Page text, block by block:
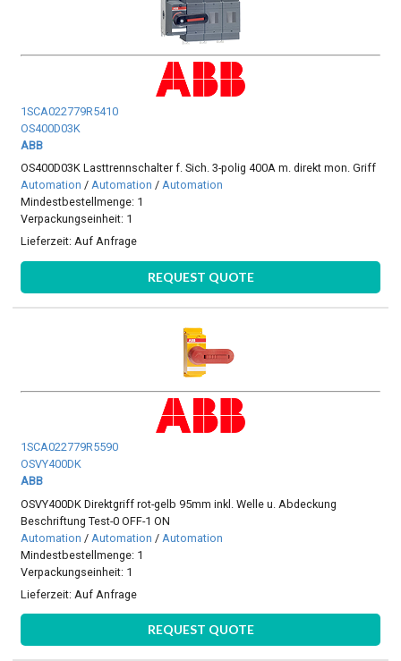
1SCA022779R5410
OS400D03K
ABB
OS400D03K Lasttrennschalter f. Sich. 3-polig 400A m. direkt mon. Griff
Automation /Automation /Automation
Mindestbestellmenge: 1
Verpackungseinheit: 1
Lieferzeit:Auf Anfrage
REQUEST QUOTE
1SCA022779R5590
OSVY400DK
ABB
OSVY400DK Direktgriff rot-gelb 95mm inkl. Welle u. Abdeckung
Beschriftung Test-0 OFF-1 ON
Automation / Automation / Automation
Mindestbestellmenge: 1
Verpackungseinheit: 1
Lieferzeit: Auf Anfrage
REQUEST QUOTE